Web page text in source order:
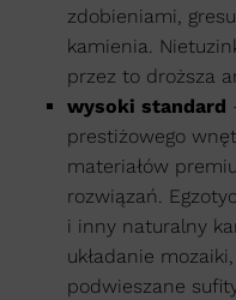
zdobieniami,
kamienia.
przez to droższa
wysoki standard
prestiżowego
materiałów
rozwiązań.
i inny naturalny
układanie
podwieszane